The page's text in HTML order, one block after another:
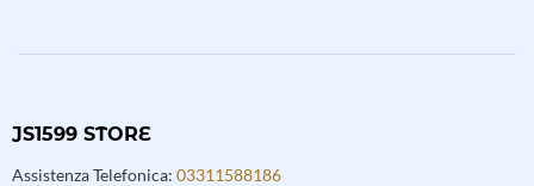
JS1599 STORE
Assistenza Telefonica: 03311588186